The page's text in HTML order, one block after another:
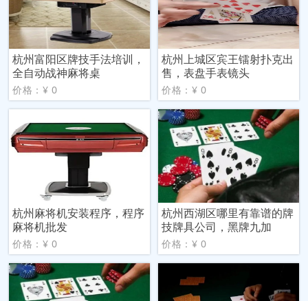
杭州富阳区牌技手法培训，
全自动战神麻将桌
价格：¥ 0
杭州上城区宾王镭射扑克出
售，表盘手表镜头
价格：¥ 0
杭州麻将机安装程序，程序
麻将机批发
价格：¥ 0
杭州西湖区哪里有靠谱的牌
技牌具公司，黑牌九加
价格：¥ 0